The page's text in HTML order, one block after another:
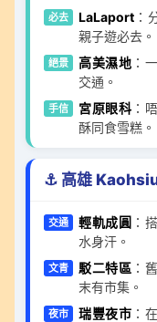
必去 LaLaport ：
親子遊必去。
絕景 高美濕地 ：
交通。
手信 宮原眼科 ：
酥同食雪糕。
⚓ 高雄
交通 輕軌成圓 ：
水身汗。
文青 駁二特區 ：
末有市集。
夜市 瑞豐夜市 ：